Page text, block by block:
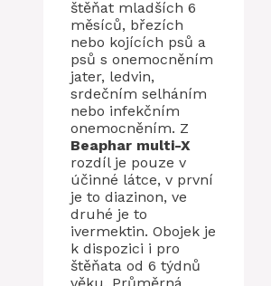
štěňat mladších 6
měsíců, březích
nebo kojících psů a
psů s onemocněním
jater, ledvin,
srdečním selháním
nebo infekčním
onemocněním. Z
Beaphar multi-X
rozdíl je pouze v
účinné látce, v první
je to diazinon, ve
druhé je to
ivermektin. Obojek je
k dispozici i pro
štěňata od 6 týdnů